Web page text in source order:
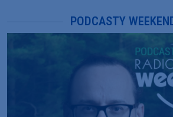
PODCASTY